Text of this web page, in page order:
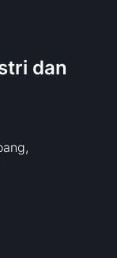
dan